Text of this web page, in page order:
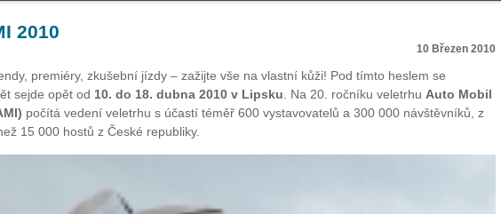
2010
10 Březen 2010
premiéry, zkušební jízdy – zažijte vše na vlastní kůži! Pod tímto heslem se
sejde opět od 10. do 18. dubna 2010 v Lipsku . Na 20. ročníku veletrhu Auto Mobil
počítá vedení veletrhu s účastí téměř 600 vystavovatelů a 300 000 návštěvníků, z
15 000 hostů z České republiky.